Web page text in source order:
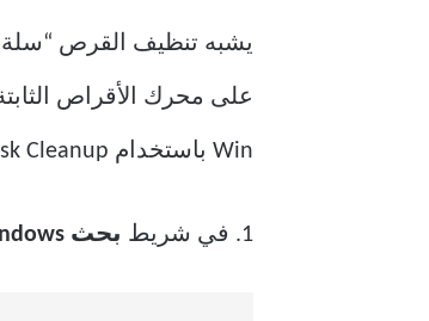
يشبه تنظيف القرص “سلة
على محرك الأقراص
Win باستخدام Disk Cleanup.
1. في شريط بحث Windows